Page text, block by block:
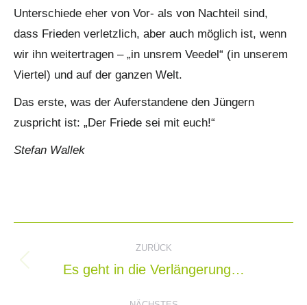
Unterschiede eher von Vor- als von Nachteil sind,
dass Frieden verletzlich, aber auch möglich ist, wenn
wir ihn weitertragen – „in unsrem Veedel“ (in unserem
Viertel) und auf der ganzen Welt.
Das erste, was der Auferstandene den Jüngern
zuspricht ist: „Der Friede sei mit euch!“
Stefan Wallek
Kommentarnavigation
ZURÜCK
Vorheriger
Es geht in die Verlängerung…